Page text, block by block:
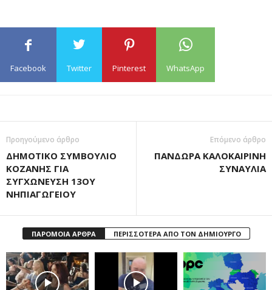
Facebook Twitter Pinterest WhatsApp
Προηγούμενο άρθρο
ΔΗΜΟΤΙΚΟ ΣΥΜΒΟΥΛΙΟ
ΚΟΖΑΝΗΣ ΓΙΑ
ΣΥΓΧΩΝΕΥΣΗ 13ΟΥ
ΝΗΠΙΑΓΩΓΕΙΟΥ
Επόμενο άρθρο
ΠΑΝΔΩΡΑ ΚΑΛΟΚΑΙΡΙΝΗ
ΣΥΝΑΥΛΙΑ
ΠΑΡΟΜΟΙΑ ΑΡΘΡΑ ΠΕΡΙΣΣΟΤΕΡΑ ΑΠΟ ΤΟΝ ΔΗΜΙΟΥΡΓΟ